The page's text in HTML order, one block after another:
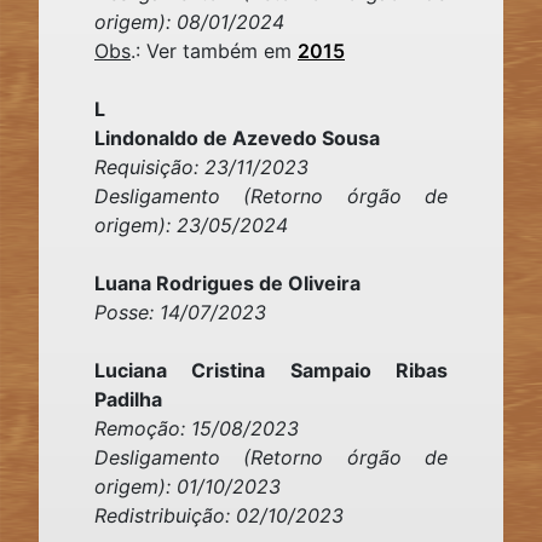
origem): 08/01/2024
Obs.: Ver também em 2015
L
Lindonaldo de Azevedo Sousa
Requisição: 23/11/2023
Desligamento (Retorno órgão de
origem): 23/05/2024
Luana Rodrigues de Oliveira
Posse: 14/07/2023
Luciana Cristina Sampaio Ribas
Padilha
Remoção: 15/08/2023
Desligamento (Retorno órgão de
origem): 01/10/2023
Redistribuição: 02/10/2023